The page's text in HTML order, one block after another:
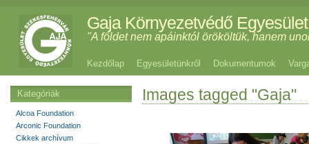
Gaja Környezetvédő Egyesület
"A földet nem apáinktól örököltük, hanem
Kezdőlap Egyesületünkről Dokumentumok
Images tagged "Gaja"
Kategóriák
Alcoa Foundation
Arconic Foundation
Cikkek archívum